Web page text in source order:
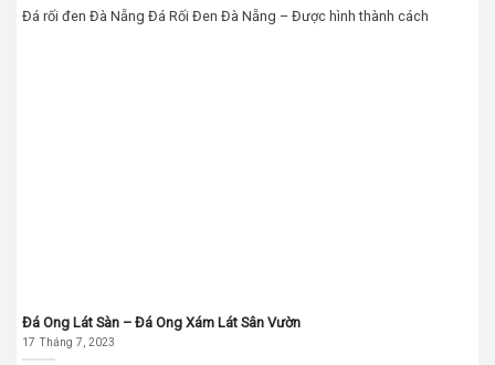
Đá rối đen Đà Nẵng Đá Rối Đen Đà Nẵng – Được hình thành cách
Đá Ong Lát Sàn – Đá Ong Xám Lát Sân Vườn
17 Tháng 7, 2023